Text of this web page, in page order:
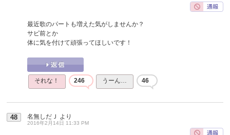
最近歌のパートも増えた気がしませんか？
サビ前とか
体に気を付けて頑張ってほしいです！
それな！ 246 うーん… 46
48 名無しだＪ より
2016年2月14日 11:33 PM